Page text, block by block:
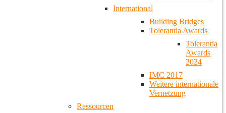
International
Building Bridges
Tolerantia Awards
Tolerantia
Awards
2024
IMC 2017
Weitere internationale
Vernetzung
Ressourcen